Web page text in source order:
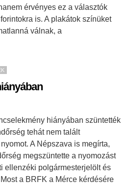
érvényes ez a választók
is. A plakátok színüket
válnak, a
hiányában szüntették
tehát nem talált
A Népszava is megírta,
megszüntette a nyomozást
ellenzéki polgármesterjelölt és
a BRFK a Mérce kérdésére